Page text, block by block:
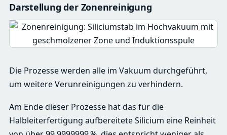
Darstellung der Zonenreinigung
Die Prozesse werden alle im Vakuum durchgeführt,
um weitere Verunreinigungen zu verhindern.
Am Ende dieser Prozesse hat das für die
Halbleiterfertigung aufbereitete Silicium eine Reinheit